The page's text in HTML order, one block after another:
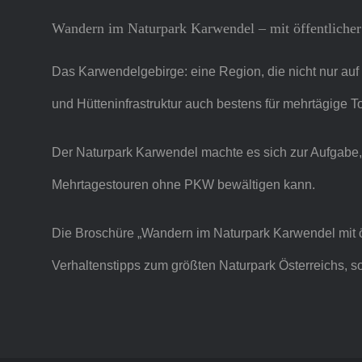
Wandern im Naturpark Karwendel – mit
Das Karwendelgebirge: eine Region, die nicht nur
und Hütteninfrastruktur auch bestens für mehrtägige
Der Naturpark Karwendel machte es sich zur
Mehrtagestouren ohne PKW bewältigen kann.
Die Broschüre „Wandern im Naturpark Karwendel
Verhaltenstipps zum größten Naturpark Österreichs,